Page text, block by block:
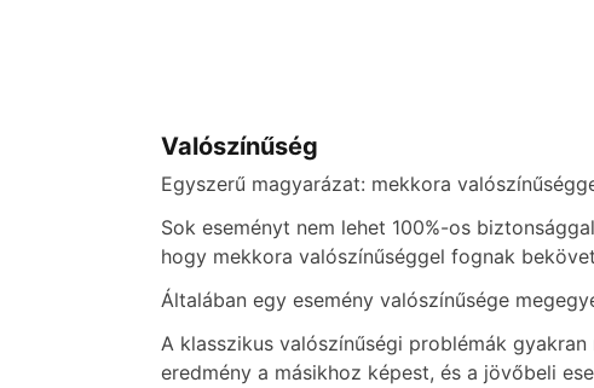
Valószínűség
Egyszerű magyarázat: mekkora
Sok eseményt nem lehet 100%-os
hogy mekkora valószínűséggel fognak
Általában egy esemény valószínűsége
A klasszikus valószínűségi problémák
eredmény a másikhoz képest, és a jövőbeli